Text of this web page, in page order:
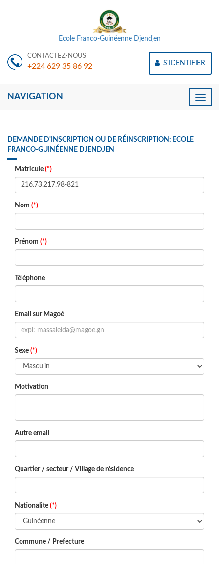
Ecole Franco-Guinéenne Djendjen
CONTACTEZ-NOUS
+224 629 35 86 92 S'IDENTIFIER
Toggle
NAVIGATION
DEMANDE D'INSCRIPTION OU DE RÉINSCRIPTION: ECOLE
FRANCO-GUINÉENNE DJENDJEN
Matricule (*)
Nom (*)
Prénom (*)
Téléphone
Email sur Magoé
Sexe (*)
Motivation
Autre email
Quartier / secteur / Village de résidence
Nationalite (*)
Commune / Prefecture